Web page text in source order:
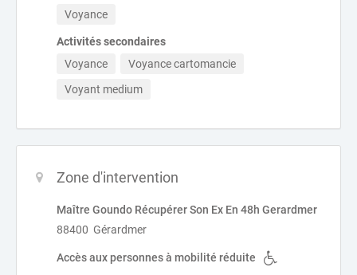
Voyance
Activités secondaires
Voyance
Voyance cartomancie
Voyant medium
Zone d'intervention
Maître Goundo Récupérer Son Ex En 48h Gerardmer
88400 Gérardmer
Accès aux personnes à mobilité réduite